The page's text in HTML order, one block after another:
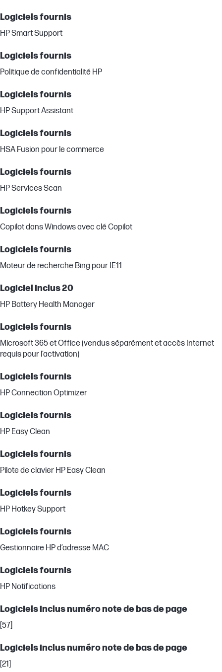
Logiciels fournis
HP Smart Support
Logiciels fournis
Politique de confidentialité HP
Logiciels fournis
HP Support Assistant
Logiciels fournis
HSA Fusion pour le commerce
Logiciels fournis
HP Services Scan
Logiciels fournis
Copilot dans Windows avec clé Copilot
Logiciels fournis
Moteur de recherche Bing pour IE11
Logiciel inclus 20
HP Battery Health Manager
Logiciels fournis
Microsoft 365 et Office (vendus séparément et accès Internet
requis pour l’activation)
Logiciels fournis
HP Connection Optimizer
Logiciels fournis
HP Easy Clean
Logiciels fournis
Pilote de clavier HP Easy Clean
Logiciels fournis
HP Hotkey Support
Logiciels fournis
Gestionnaire HP d’adresse MAC
Logiciels fournis
HP Notifications
Logiciels inclus numéro note de bas de page
[57]
Logiciels inclus numéro note de bas de page
[21]